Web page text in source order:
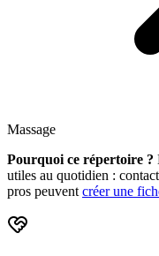
Massage
Pourquoi ce répertoire ?
utiles au quotidien :
pros peuvent créer une